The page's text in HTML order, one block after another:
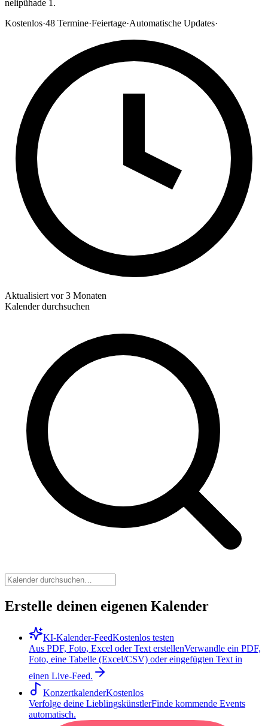
nelipühade 1.
Kostenlos·48 Termine·Feiertage·Automatische Updates·
Aktualisiert vor 3 Monaten
Kalender durchsuchen
Erstelle deinen eigenen Kalender
KI-Kalender-FeedKostenlos testen
Aus PDF, Foto, Excel oder Text erstellenVerwandle ein PDF,
Foto, eine Tabelle (Excel/CSV) oder eingefügten Text in
einen Live-Feed.
KonzertkalenderKostenlos
Verfolge deine LieblingskünstlerFinde kommende Events
automatisch.